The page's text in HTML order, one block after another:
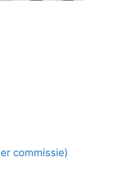
commissie)